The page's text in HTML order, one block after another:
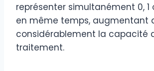
représenter simultanément 0, 1
en même temps, augmentant
considérablement la capacité
traitement.